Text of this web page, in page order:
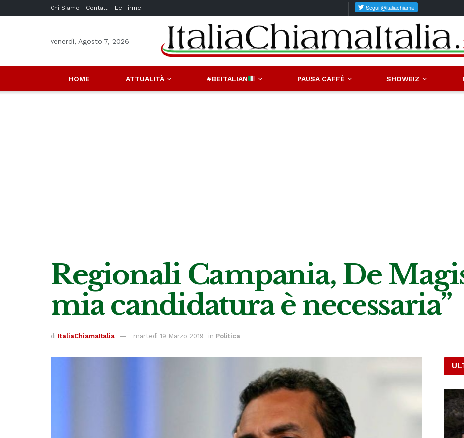
Chi Siamo Contatti Le Firme
venerdì, Agosto 7, 2026
HOME ATTUALITÀ #BEITALIAN PAUSA CAFFÈ SHOWBIZ
Regionali Campania, De
mia candidatura è necessaria”
di ItaliaChiamaItalia martedì 19 Marzo 2019 in Politica